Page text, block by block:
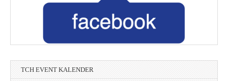
TCH EVENT KALENDER